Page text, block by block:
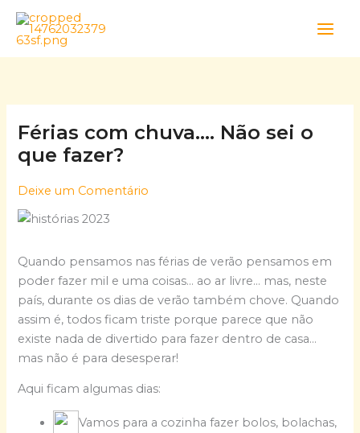
Skip
content
Férias com chuva…. Não sei o
que fazer?
Deixe um Comentário
Quando pensamos nas férias de verão pensamos em
poder fazer mil e uma coisas… ao ar livre… mas, neste
país, durante os dias de verão também chove. Quando
assim é, todos ficam triste porque parece que não
existe nada de divertido para fazer dentro de casa…
mas não é para desesperar!
Aqui ficam algumas dias:
Vamos para a cozinha fazer bolos, bolachas,